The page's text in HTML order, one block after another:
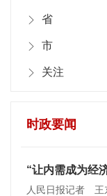
省
市
关注
时政要闻
人民日报记者